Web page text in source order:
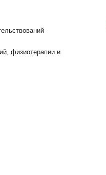
физиотерапии и